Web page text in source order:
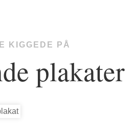
KIGGEDE PÅ
plakater